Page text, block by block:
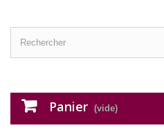
Panier (vide)